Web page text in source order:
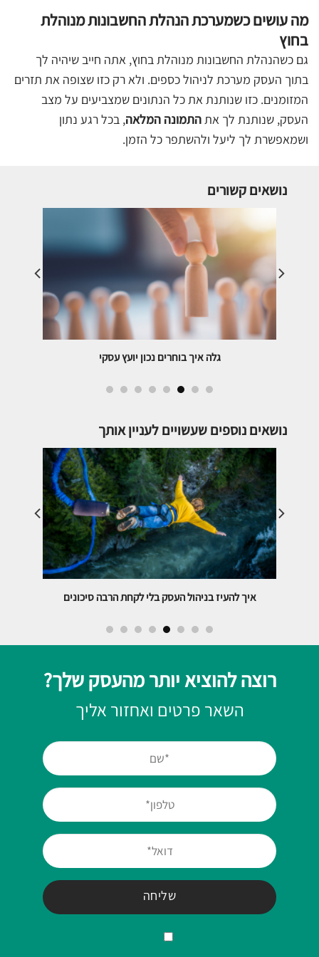
מה עושים כשמערכת הנהלת החשבונות מנוהלת
בחוץ
גם כשהנהלת החשבונות מנוהלת בחוץ, אתה חייב שיהיה לך
בתוך העסק מערכת לניהול כספים. ולא רק כזו שצופה את תזרים
המזומנים. כזו שנותנת את כל הנתונים שמצביעים על מצב
העסק, שנותנת לך אתהתמונה המלאה, בכל רגע נתון
ושמאפשרת לך ליעל ולהשתפר כל הזמן.
נושאים קשורים
גלה איך תבטיח לעצמך עסק ריווחי וממוקד מבלי
נושאים נוספים שעשויים לעניין אותך
איך להעיז בניהול העסק בלי לקחת הרבה סיכונים
רוצה להוציא יותר מהעסק שלך?
השאר פרטים ואחזור אליך